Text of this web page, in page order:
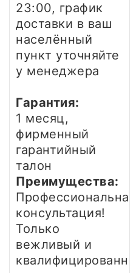
23:00, график
доставки в ваш
населённый
пункт уточняйте
у менеджера
Гарантия:
1 месяц,
фирменный
гарантийный
талон
Преимущества:
Профессиональная
консультация!
Только
вежливый и
квалифицированный